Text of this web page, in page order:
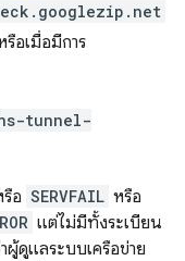
อเมื่อมีการ
tunnel-
อ SERVFAIL หรือ
แต่ไม่มีทั้งระเบียน
ผู้ดูแลระบบเครือข่าย